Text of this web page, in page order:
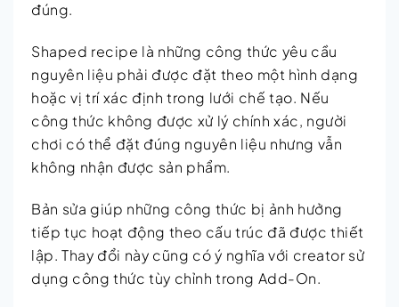
đúng.
Shaped recipe là những công thức yêu cầu
nguyên liệu phải được đặt theo một hình dạng
hoặc vị trí xác định trong lưới chế tạo. Nếu
công thức không được xử lý chính xác, người
chơi có thể đặt đúng nguyên liệu nhưng vẫn
không nhận được sản phẩm.
Bản sửa giúp những công thức bị ảnh hưởng
tiếp tục hoạt động theo cấu trúc đã được thiết
lập. Thay đổi này cũng có ý nghĩa với creator sử
dụng công thức tùy chỉnh trong Add-On.